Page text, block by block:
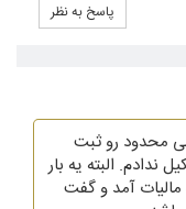
پاسخ به نظر
محدود رو ثبت
ندادم. البته یه بار
مالیات آمد و گفت